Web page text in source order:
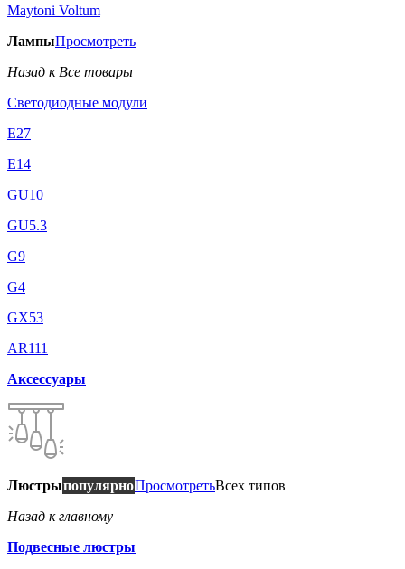
Maytoni Voltum
ЛампыПросмотреть
Назад к Все товары
Светодиодные модули
E27
E14
GU10
GU5.3
G9
G4
GX53
AR111
Аксессуары
ЛюстрыпопулярноПросмотретьВсех типов
Назад к главному
Подвесные люстры